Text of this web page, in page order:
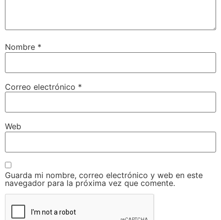
Nombre *
Correo electrónico *
Web
Guarda mi nombre, correo electrónico y web en este
navegador para la próxima vez que comente.